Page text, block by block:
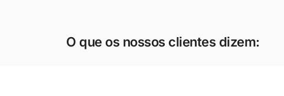
O que os nossos clientes dizem: